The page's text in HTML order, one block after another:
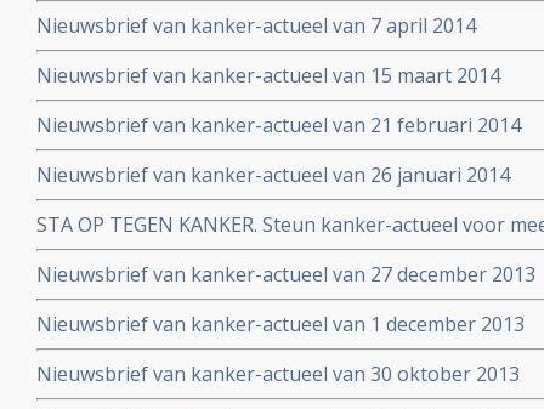
Nieuwsbrief van kanker-actueel van 7 april 2014
Nieuwsbrief van kanker-actueel van 15 maart 2014
Nieuwsbrief van kanker-actueel van 21 februari 2014
Nieuwsbrief van kanker-actueel van 26 januari 2014
STA OP TEGEN KANKER. Steun kanker-actueel voor
naar niet-toxische middelen en behandelingen
Nieuwsbrief van kanker-actueel van 27 december 2013
Nieuwsbrief van kanker-actueel van 1 december 2013
Nieuwsbrief van kanker-actueel van 30 oktober 2013